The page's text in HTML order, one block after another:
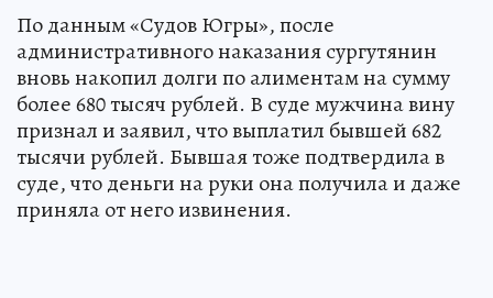
По данным «Судов Югры», после
административного наказания сургутянин
вновь накопил долги по алиментам на сумму
более 680 тысяч рублей. В суде мужчина вину
признал и заявил, что выплатил бывшей 682
тысячи рублей. Бывшая тоже подтвердила в
суде, что деньги на руки она получила и даже
приняла от него извинения.